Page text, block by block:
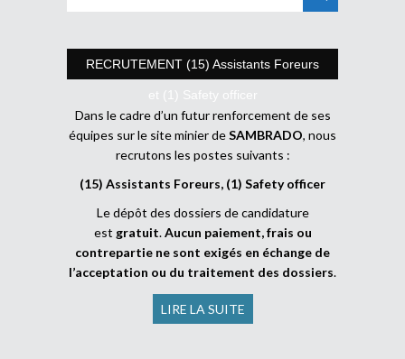
RECRUTEMENT (15) Assistants Foreurs
et (1) Safety officer
Dans le cadre d’un futur renforcement de ses
équipes sur le site minier deSAMBRADO, nous
recrutons les postes suivants :
(15) Assistants Foreurs, (1) Safety officer
Le dépôt des dossiers de candidature
est gratuit.Aucun paiement, frais ou
contrepartie ne sont exigés en échange de
l’acceptation ou du traitement des dossiers.
LIRE LA SUITE